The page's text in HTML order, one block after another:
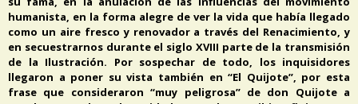
humanista, en la forma alegre de ver la vida que había llegado
como un aire fresco y renovador a través del Renacimiento, y
en secuestrarnos durante el siglo XVIII parte de la transmisión
de la Ilustración. Por sospechar de todo, los inquisidores
llegaron a poner su vista también en “El Quijote”, por esta
frase que consideraron “muy peligrosa” de don Quijote a